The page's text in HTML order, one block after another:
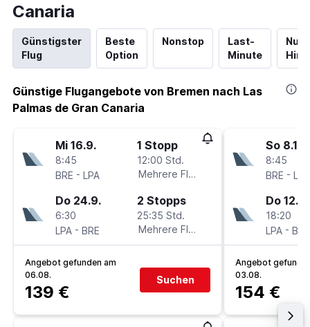
Canaria
Günstigster
Flug
Beste
Option
Nonstop
Last-
Minute
Nur
Günstige Flugangebote von Bremen nach Las
Palmas de Gran Canaria
Mi 16.9.
8:45
BRE - LPA
1 Stopp
12:00 Std.
Mehrere Fluglinien
Do 24.9.
6:30
LPA - BRE
2 Stopps
25:35 Std.
Mehrere Fluglinien
Angebot gefunden am
06.08.
139 €
Suchen
So 8.11.
8:45
BRE - LPA
Do 12.11.
18:20
LPA - BRE
Angebot
03.08.
154 €